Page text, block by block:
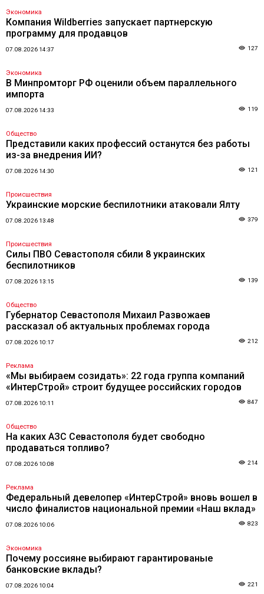
Экономика
Компания Wildberries запускает партнерскую
программу для продавцов
07.08.2026 14:37 127
Экономика
В Минпромторг РФ оценили объем параллельного
импорта
07.08.2026 14:33 119
Общество
Представили каких профессий останутся без работы
из-за внедрения ИИ?
07.08.2026 14:30 121
Происшествия
Украинские морские беспилотники атаковали Ялту
07.08.2026 13:48 379
Происшествия
Силы ПВО Севастополя сбили 8 украинских
беспилотников
07.08.2026 13:15 139
Общество
Губернатор Севастополя Михаил Развожаев
рассказал об актуальных проблемах города
07.08.2026 10:17 212
Реклама
«Мы выбираем созидать»: 22 года группа компаний
«ИнтерСтрой» строит будущее российских городов
07.08.2026 10:11 847
Общество
На каких АЗС Севастополя будет свободно
продаваться топливо?
07.08.2026 10:08 214
Реклама
Федеральный девелопер «ИнтерСтрой» вновь вошел в
число финалистов национальной премии «Наш вклад»
07.08.2026 10:06 823
Экономика
Почему россияне выбирают гарантированые
банковские вклады?
07.08.2026 10:04 221